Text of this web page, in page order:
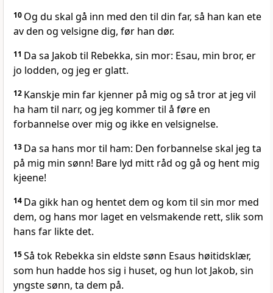
10 Og du skal gå inn med den til din far, så han kan ete
av den og velsigne dig, før han dør.
11 Da sa Jakob til Rebekka, sin mor: Esau, min bror, er
jo lodden, og jeg er glatt.
12 Kanskje min far kjenner på mig og så tror at jeg vil
ha ham til narr, og jeg kommer til å føre en
forbannelse over mig og ikke en velsignelse.
13 Da sa hans mor til ham: Den forbannelse skal jeg ta
på mig min sønn! Bare lyd mitt råd og gå og hent mig
kjeene!
14 Da gikk han og hentet dem og kom til sin mor med
dem, og hans mor laget en velsmakende rett, slik som
hans far likte det.
15Så tok Rebekka sin eldste sønn Esaus høitidsklær,
som hun hadde hos sig i huset, og hun lot Jakob, sin
yngste sønn, ta dem på.